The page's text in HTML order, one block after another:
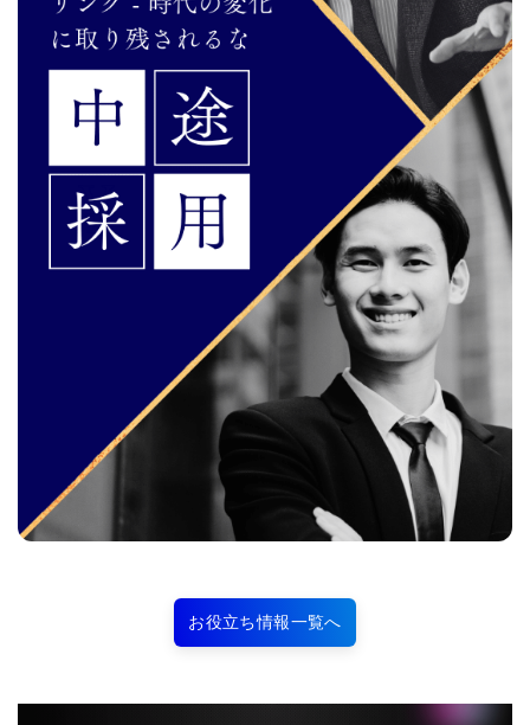
お役立ち情報一覧へ